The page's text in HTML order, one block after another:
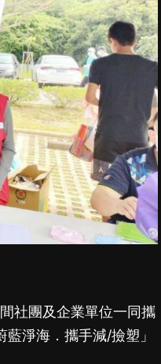
社團及企業單位一同攜
淨海．攜手減/撿塑」